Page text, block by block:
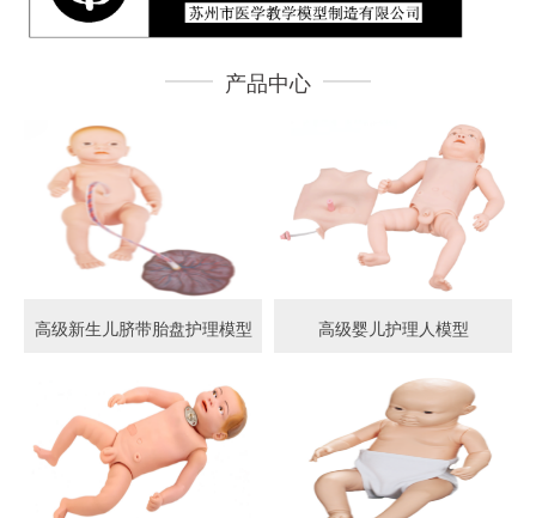
产品中心
高级新生儿脐带胎盘护理模型 高级婴儿护理人模型